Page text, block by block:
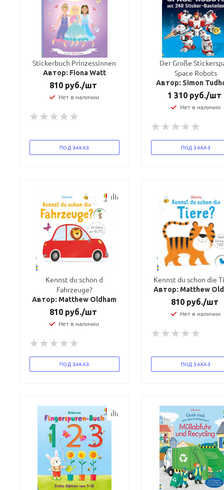
Stickerbuch Prinzessinnen
Автор: Fiona Watt
810 руб./шт
Нет в наличии
ПОД ЗАКАЗ
Der Große
Space Robots
Автор: Simon
1 310 руб./шт
Нет в наличии
ПОД ЗАКАЗ
Kennst du schon d
Fahrzeuge?
Автор: Matthew Oldham
810 руб./шт
Нет в наличии
ПОД ЗАКАЗ
Kennst du schon die
Автор: Matthew
810руб./шт
Нет в наличии
ПОД ЗАКАЗ
политикой
конфидициальности
политикой
конфидициальности